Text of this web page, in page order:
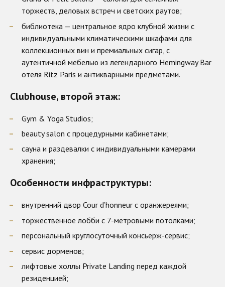
торжеств, деловых встреч и светских раутов;
библиотека — центральное ядро клубной жизни с
индивидуальными климатическими шкафами для
коллекционных вин и премиальных сигар, с
аутентичной мебелью из легендарного Hemingway Bar
отеля Ritz Paris и антикварными предметами.
Clubhouse, второй этаж:
Gym & Yoga Studios;
beauty salon с процедурными кабинетами;
сауна и раздевалки с индивидуальными камерами
хранения;
Особенности инфраструктуры:
внутренний двор Cour d’honneur с оранжереями;
торжественное лобби с 7-метровыми потолками;
персональный круглосуточный консьерж-сервис;
сервис дорменов;
лифтовые холлы Private Landing перед каждой
резиденцией;